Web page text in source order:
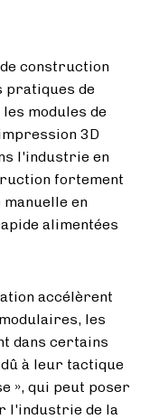
construction
pratiques de
modules de
3D
l'industrie en
fortement
en
alimentées
accélèrent
les
dans certains
à leur tactique
», qui peut poser
l'industrie de la